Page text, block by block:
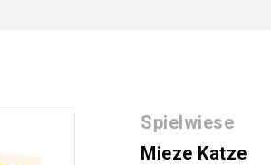
Spielwiese
Mieze Katze